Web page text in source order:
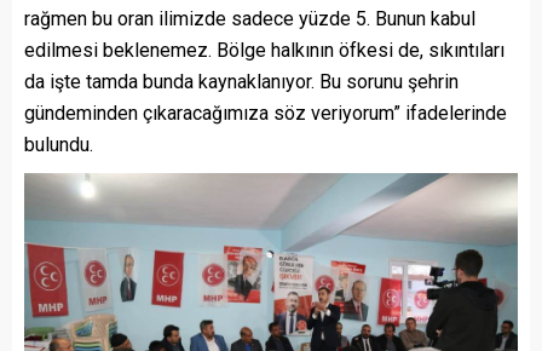
rağmen bu oran ilimizde sadece yüzde 5. Bunun kabul
edilmesi beklenemez. Bölge halkının öfkesi de, sıkıntıları
da işte tamda bunda kaynaklanıyor. Bu sorunu şehrin
gündeminden çıkaracağımıza söz veriyorum” ifadelerinde
bulundu.